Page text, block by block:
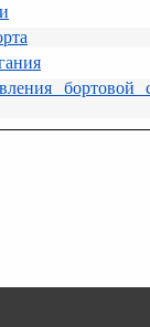
бортовой